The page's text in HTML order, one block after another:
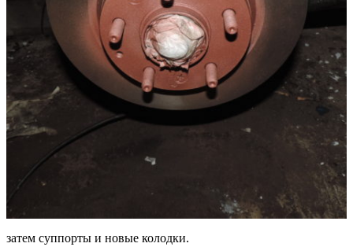
затем суппорты и новые колодки.